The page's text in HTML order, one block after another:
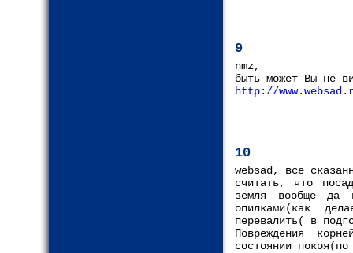
9
nmz,
быть может Вы не
http://
10
websad, все
считать, что
земля вообще да
опилками(как
перевалить( в
Повреждения
состоянии